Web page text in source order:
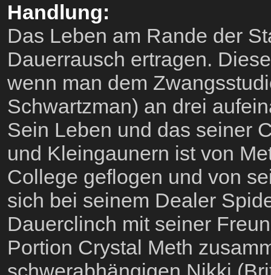
Handlung:
Das Leben am Rande der
Dauerrausch ertragen.
wenn man dem
Schwartzman) an drei
Sein Leben und das seiner
und Kleingaunern ist von
College geflogen und von
sich bei seinem Dealer
Dauerclinch mit seiner
Portion Crystal Meth